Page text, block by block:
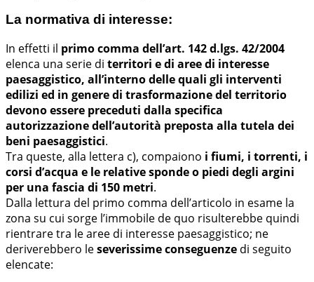
La normativa di interesse:
In effetti il primo comma dell’art. 142 d.lgs. 42/2004
elenca una serie di territori e di aree di interesse
paesaggistico, all’interno delle quali gli interventi
edilizi ed in genere di trasformazione del territorio
devono essere preceduti dalla specifica
autorizzazione dell’autorità preposta alla tutela dei
beni paesaggistici.
Tra queste, alla lettera c), compaiono i fiumi, i torrenti, i
corsi d’acqua e le relative sponde o piedi degli argini
per una fascia di 150 metri.
Dalla lettura del primo comma dell’articolo in esame la
zona su cui sorge l’immobile de quo risulterebbe quindi
rientrare tra le aree di interesse paesaggistico; ne
deriverebbero leseverissime conseguenze di seguito
elencate: